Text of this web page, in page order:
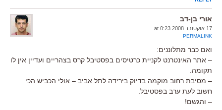
אורי בן-דב
17 אוקטובר 2008 at 0:23
PERMALINK
ואם כבר מתלוננים:
– אתר האינטרנט לקניית כרטיסים בפסטיבל קרס בצהריים ועדיין אין לו
תקומה.
– מסיבת רחוב מוקמה בדיוק בירידה לתל אביב – אולי הכביש הכי
חשוב לעת ערב בפסטיבל.
– והגשם!